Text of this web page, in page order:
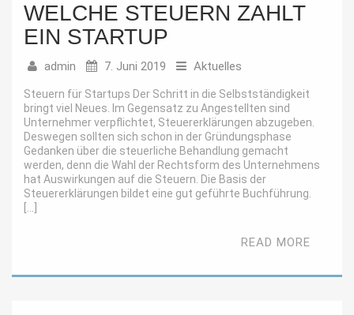
WELCHE STEUERN ZAHLT
EIN STARTUP
admin 7. Juni 2019 Aktuelles
Steuern für Startups Der Schritt in die Selbstständigkeit
bringt viel Neues. Im Gegensatz zu Angestellten sind
Unternehmer verpflichtet, Steuererklärungen abzugeben.
Deswegen sollten sich schon in der Gründungsphase
Gedanken über die steuerliche Behandlung gemacht
werden, denn die Wahl der Rechtsform des Unternehmens
hat Auswirkungen auf die Steuern. Die Basis der
Steuererklärungen bildet eine gut geführte Buchführung.
READ MORE